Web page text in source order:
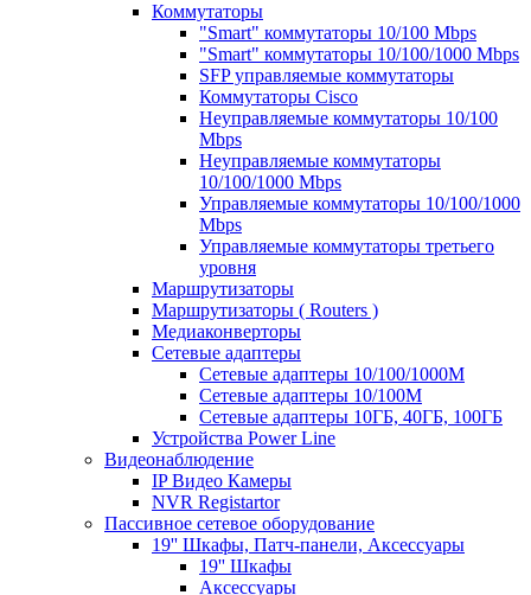
Коммутаторы
"Smart" коммутаторы 10/100 Mbps
"Smart" коммутаторы 10/100/1000 Mbps
SFP управляемые коммутаторы
Коммутаторы Cisco
Неуправляемые коммутаторы 10/100
Mbps
Неуправляемые коммутаторы
10/100/1000 Mbps
Управляемые коммутаторы 10/100/1000
Mbps
Управляемые коммутаторы третьего
уровня
Маршрутизаторы
Маршрутизаторы ( Routers )
Медиаконверторы
Сетевые адаптеры
Сетевые адаптеры 10/100/1000М
Сетевые адаптеры 10/100M
Сетевые адаптеры 10ГБ, 40ГБ, 100ГБ
Устройства Power Line
Видеонаблюдение
IP Видео Камеры
NVR Registartor
Пассивное сетевое оборудование
19'' Шкафы, Патч-панели, Аксессуары
19'' Шкафы
Аксессуары